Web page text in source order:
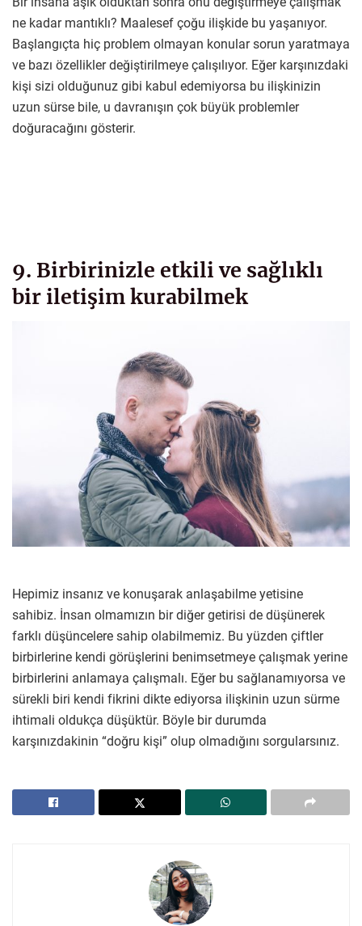
ne kadar mantıklı? Maalesef çoğu ilişkide bu yaşanıyor.
Başlangıçta hiç problem olmayan konular sorun yaratmaya
ve bazı özellikler değiştirilmeye çalışılıyor. Eğer karşınızdaki
kişi sizi olduğunuz gibi kabul edemiyorsa bu ilişkinizin
uzun sürse bile, u davranışın çok büyük problemler
doğuracağını gösterir.
9. Birbirinizle etkili ve sağlıklı
bir iletişim kurabilmek
Hepimiz insanız ve konuşarak anlaşabilme yetisine
sahibiz. İnsan olmamızın bir diğer getirisi de düşünerek
farklı düşüncelere sahip olabilmemiz. Bu yüzden çiftler
birbirlerine kendi görüşlerini benimsetmeye çalışmak yerine
birbirlerini anlamaya çalışmalı. Eğer bu sağlanamıyorsa ve
sürekli biri kendi fikrini dikte ediyorsa ilişkinin uzun sürme
ihtimali oldukça düşüktür. Böyle bir durumda
karşınızdakinin “doğru kişi” olup olmadığını sorgularsınız.